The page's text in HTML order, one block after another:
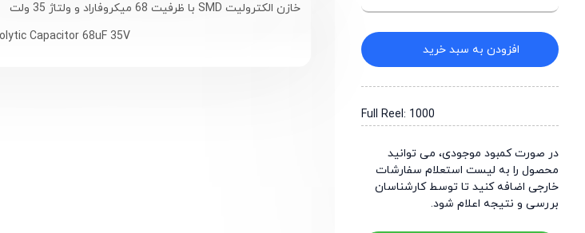
افزودن به سبد خرید
Full Reel: 1000
در صورت کمبود موجودی، می توانید
محصول را به لیست استعلام سفارشات
خارجی اضافه کنید تا توسط کارشناسان
بررسی و نتیجه اعلام شود.
خازن الکترولیت SMD با ظرفیت 68 میکروفاراد و ولتاژ 35 ولت
Capacitor 68uF 35V